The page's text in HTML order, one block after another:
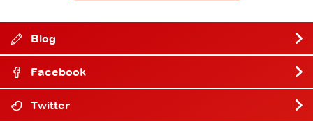
Blog
Facebook
Twitter